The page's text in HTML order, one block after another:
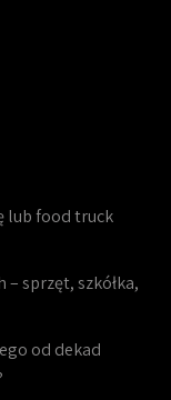
lub food truck
sprzęt, szkółka,
od dekad